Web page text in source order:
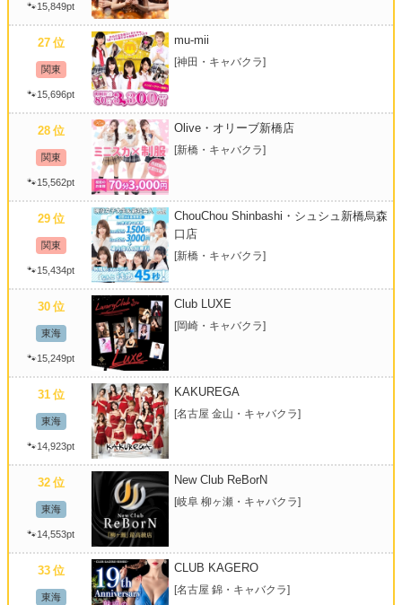
🐾15,849pt
27 位
関東
🐾15,696pt
mu-mii
[神田・キャバクラ]
28 位
関東
🐾15,562pt
Olive・オリーブ新橋店
[新橋・キャバクラ]
29 位
関東
🐾15,434pt
ChouChou Shinbashi・シュシュ新橋烏森
口店
[新橋・キャバクラ]
30 位
東海
🐾15,249pt
Club LUXE
[岡崎・キャバクラ]
31 位
東海
🐾14,923pt
KAKUREGA
[名古屋 金山・キャバクラ]
32 位
東海
🐾14,553pt
New Club ReBorN
[岐阜 柳ヶ瀬・キャバクラ]
33 位
東海
CLUB KAGERO
[名古屋 錦・キャバクラ]